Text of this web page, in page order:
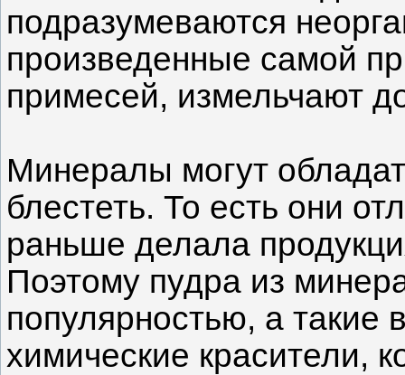
подразумеваются
произведенные самой
примесей, измельчают
Минералы могут
блестеть. То есть они
раньше делала
Поэтому пудра из
популярностью, а такие
химические красители,